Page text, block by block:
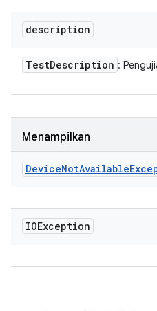
description
TestDescription :
Menampilkan
DeviceNotAvailable
IOException